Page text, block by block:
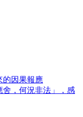
的因果報應
舍，何況非法」，感